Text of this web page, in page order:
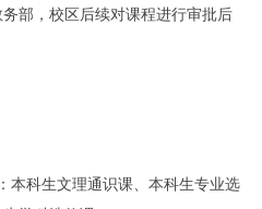
部，校区后续对课程进行审批后
本科生文理通识课、本科生专业选